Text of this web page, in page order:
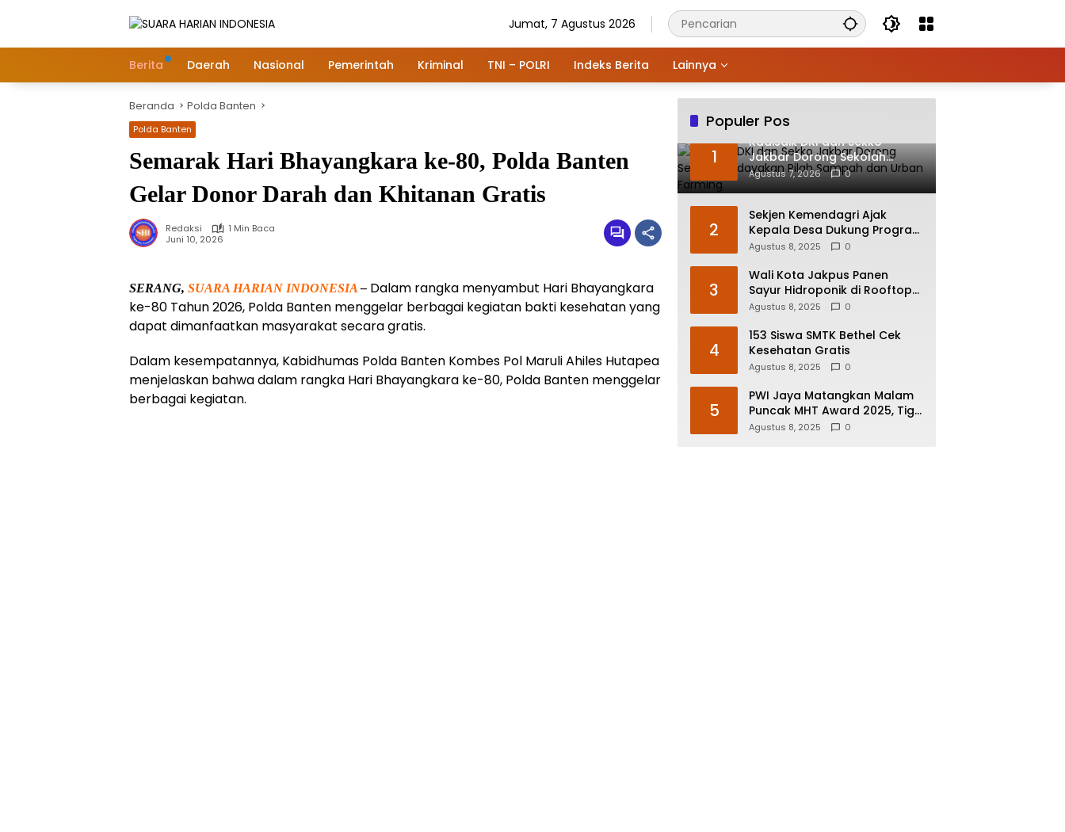
Jumat, 7 Agustus 2026
Berita Daerah Nasional Pemerintah Kriminal TNI – POLRI Indeks Berita Lainnya
Beranda Polda Banten
Polda Banten
Semarak Hari Bhayangkara ke-80, Polda Banten
Gelar Donor Darah dan Khitanan Gratis
Redaksi
1 Min Baca
Juni 10, 2026
SERANG, SUARA HARIAN INDONESIA – Dalam rangka menyambut Hari Bhayangkara
ke-80 Tahun 2026, Polda Banten menggelar berbagai kegiatan bakti kesehatan yang
dapat dimanfaatkan masyarakat secara gratis.
Dalam kesempatannya, Kabidhumas Polda Banten Kombes Pol Maruli Ahiles Hutapea
menjelaskan bahwa dalam rangka Hari Bhayangkara ke-80, Polda Banten menggelar
berbagai kegiatan.
Populer Pos
1
Kadisdik DKI dan Sekko
Jakbar Dorong Sekolah
Budayakan Pilah Sampah dan
Urban Farming
Agustus 7, 2026 0
2
Sekjen Kemendagri Ajak
Kepala Desa Dukung Program
Prioritas Pemerintah
Agustus 8, 2025 0
3
Wali Kota Jakpus Panen
Sayur Hidroponik di Rooftop
Bersama Deputi Bisnis PT
Agustus 8, 2025 0
4
153 Siswa SMTK Bethel Cek
Kesehatan Gratis
Agustus 8, 2025 0
5
PWI Jaya Matangkan Malam
Puncak MHT Award 2025, Tiga
Nominee di Tujuh Kategori
Agustus 8, 2025 0